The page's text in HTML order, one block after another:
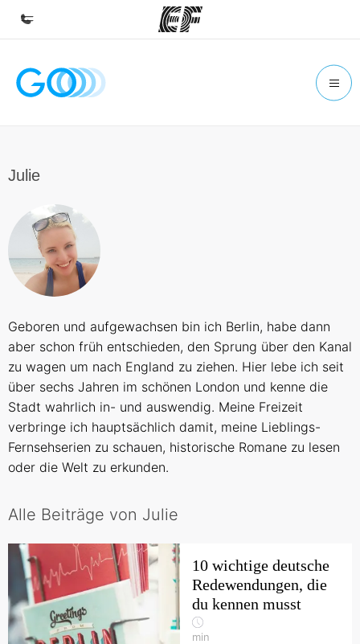
Home
Büros in der Nähe
Über uns
Wer wir sind
Teil des Teams werden
Julie
Geboren und aufgewachsen bin ich Berlin, habe dann
aber schon früh entschieden, den Sprung über den Kanal
zu wagen um nach England zu ziehen. Hier lebe ich seit
über sechs Jahren im schönen London und kenne die
Stadt wahrlich in- und auswendig. Meine Freizeit
verbringe ich hauptsächlich damit, meine Lieblings-
Fernsehserien zu schauen, historische Romane zu lesen
oder die Welt zu erkunden.
Alle Beiträge von Julie
10 wichtige deutsche
Redewendungen, die
du kennen musst
min